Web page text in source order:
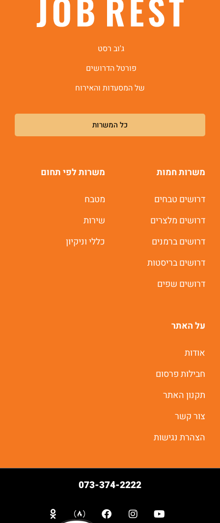
ג'וב רסט
פורטל הדרושים
של המסעדות והאירוח
כל המשרות
משרות חמות
דרושים טבחים
דרושים מלצרים
דרושים ברמנים
דרושים בריסטות
דרושים שפים
משרות לפי תחום
מטבח
שירות
כללי וניקיון
על האתר
אודות
חבילות פרסום
תקנון האתר
צור קשר
הצהרת נגישות
073-374-2222